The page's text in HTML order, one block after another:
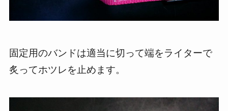
固定用のバンドは適当に切って端をライターで
炙ってホツレを止めます。